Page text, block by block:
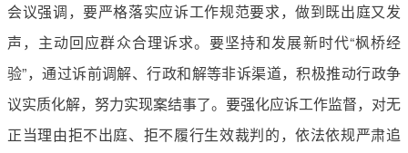
会议强调，要严格落实应诉工作规范要求，做到既出庭又发
声，主动回应群众合理诉求。要坚持和发展新时代“枫桥经
验”，通过诉前调解、行政和解等非诉渠道，积极推动行政争
议实质化解，努力实现案结事了。要强化应诉工作监督，对无
正当理由拒不出庭、拒不履行生效裁判的，依法依规严肃追